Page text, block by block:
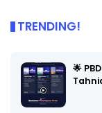
TRENDING!
🌟